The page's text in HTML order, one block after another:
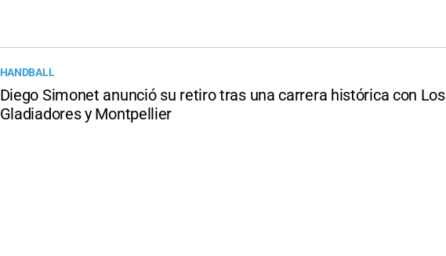
HANDBALL
Diego Simonet anunció su retiro tras una carrera histórica con Los
Gladiadores y Montpellier